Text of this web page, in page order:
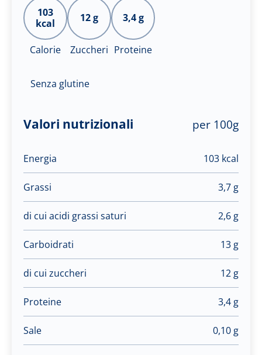
103
kcal
Calorie
12 g
Zuccheri
3,4 g
Proteine
Senza glutine
Valori nutrizionali per 100g
Energia 103 kcal
Grassi 3,7 g
di cui acidi grassi saturi 2,6 g
Carboidrati 13 g
di cui zuccheri 12 g
Proteine 3,4 g
Sale 0,10 g